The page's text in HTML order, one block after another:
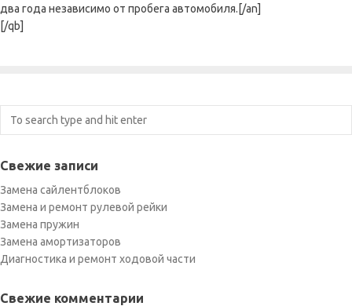
два года независимо от пробега автомобиля.[/an]
[/qb]
Свежие записи
Замена сайлентблоков
Замена и ремонт рулевой рейки
Замена пружин
Замена амортизаторов
Диагностика и ремонт ходовой части
Свежие комментарии